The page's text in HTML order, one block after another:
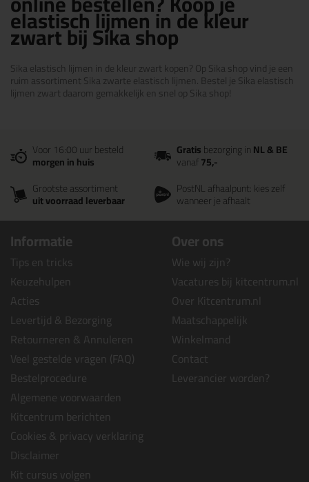
elastisch lijmen in de kleur
zwart bij Sika shop
Sika elastisch lijmen in de kleur zwart kopen? Op Sika shop vind je een
ruim assortiment Sika zwarte elastisch lijmen. Bestel je Sika elastisch
lijmen zwart daarom gemakkelijk en snel op Sika shop!
Voor 16:00 uur besteld
morgen in huis
Gratisbezorging inNL & BE
vanaf75,-
Grootste assortiment
uit voorraad leverbaar
PostNL afhaalpunt: kies zelf
wanneer je afhaalt
Informatie
Tips en tricks
Keuzehulpen
Acties
Levertijd & Bezorging
Retourneren & Annuleren
Veel gestelde vragen (FAQ)
Bestelprocedure
Algemene voorwaarden
Kitcentrum berichten
Cookies & privacy verklaring
Disclaimer
Kit cursus volgen
Over ons
Wie wij zijn?
Vacatures bij kitcentrum.nl
Over Kitcentrum.nl
Maatschappelijk
Winkelmand
Contact
Leverancier worden?